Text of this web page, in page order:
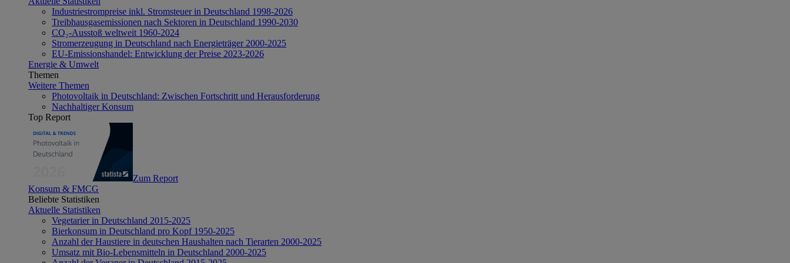
Industriestrompreise inkl. Stromsteuer in Deutschland 1998-2026
Treibhausgasemissionen nach Sektoren in Deutschland 1990-2030
CO₂-Ausstoß weltweit 1960-2024
Stromerzeugung in Deutschland nach Energieträger 2000-2025
EU-Emissionshandel: Entwicklung der Preise 2023-2026
Energie & Umwelt
Themen
Weitere Themen
Photovoltaik in Deutschland: Zwischen Fortschritt und Herausforderung
Nachhaltiger Konsum
Top Report
Zum Report
Konsum & FMCG
Beliebte Statistiken
Aktuelle Statistiken
Vegetarier in Deutschland 2015-2025
Bierkonsum in Deutschland pro Kopf 1950-2025
Anzahl der Haustiere in deutschen Haushalten nach Tierarten 2000-2025
Umsatz mit Bio-Lebensmitteln in Deutschland 2000-2025